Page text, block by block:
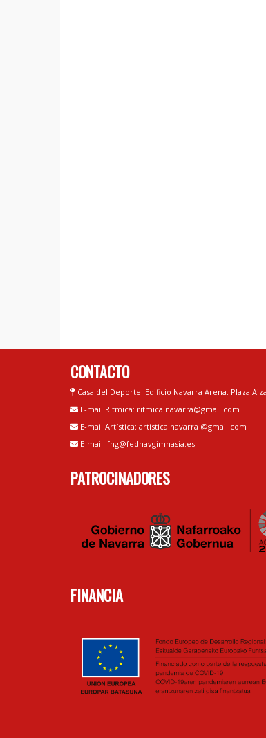
CONTACTO
Casa del Deporte. Edificio Navarra Arena. Plaza
E-mail Rítmica: ritmica.navarra@gmail.com
E-mail Artística: artistica.navarra @gmail.com
E-mail: fng@fednavgimnasia.es
PATROCINADORES
FINANCIA